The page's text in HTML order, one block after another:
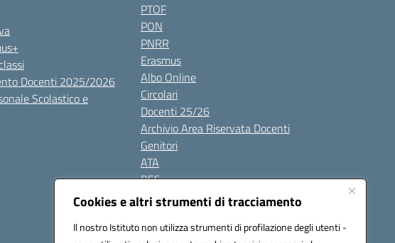
Cookies e altri strumenti di tracciamento
Il nostro Istituto non utilizza strumenti di profilazione degli utenti -
Docenti 2025/2026
Scolastico e
PTOF
PON
PNRR
Erasmus
Albo Online
Circolari
Docenti 25/26
Archivio Area Riservata Docenti
Genitori
ATA
BES
Modulistica
Gallery